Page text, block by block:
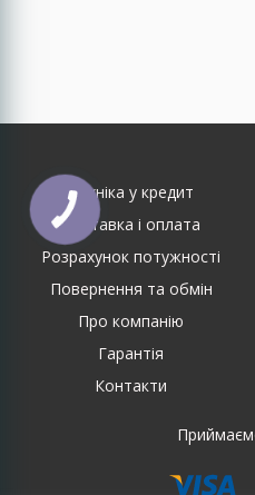
Техніка у кредит
Доставка і оплата
Розрахунок потужності
Повернення та обмін
Про компанію
Гарантія
Контакти